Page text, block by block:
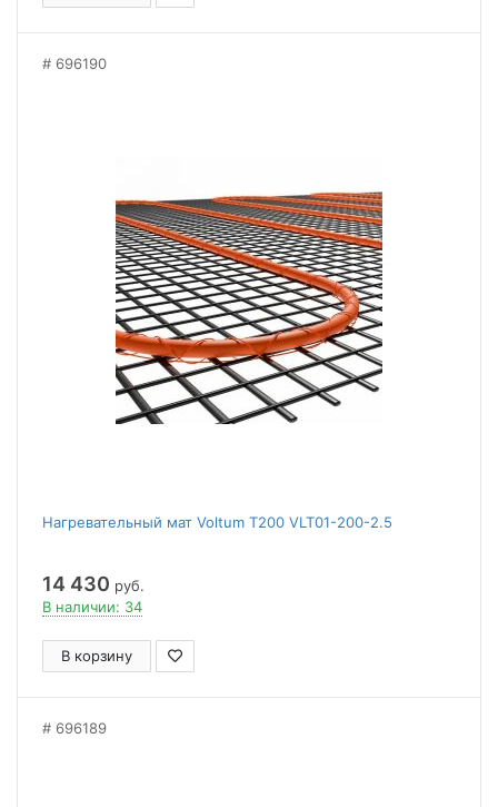
696190
Нагревательный мат Voltum Т200 VLT01-200-2.5
14 430 руб.
В наличии: 34
В корзину
696189